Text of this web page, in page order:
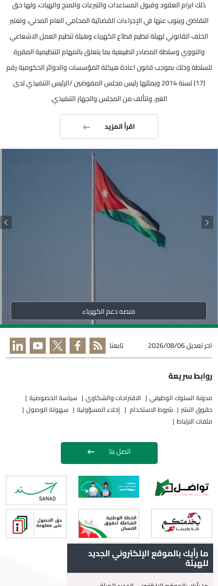
ما رأيك بالموقع الإلكتروني الجديد
للهيئة
ذلك ابرام العقود وقبول المساعدات والتبرعات والمنح والهبات، ولها حق
التقاضي وينوب عنها في الإجراءات القضائية المحامي العام المدني، وتعتبر
الخلف القانوني لهيئة تنظيم قطاع الكهرباء وهيئة تنظيم العمل الاشعاعي
والنووي وسلطة المصادر الطبيعية بما يتعلق بالمهام التنظيمية المقررة
للسلطة وذلك بموجب قانون اعادة هيكلة المؤسسات والدوائر الحكومية رقم
(17) لسنة 2014 ويمثلها رئيس مجلس المفوضين /الرئيس التنفيذي لدى
الغير، وتتألف من المجلس والجهاز التنفيذي.
اقرأ المزيد
منصه دعم الكهرباء
اخر تعديل2026/08/06 تابعنا
روابط سريعة
مدونة السلوك الوظيفي الاقتراحات والشكاوي
سياسة الخصوصية
حقوق النشر
شروط الاستخدام إخلاء المسؤولية
سهولة الوصول
ملفات الارتباط
اتصل بنا